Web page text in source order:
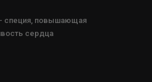
- специя, повышающая
сердца